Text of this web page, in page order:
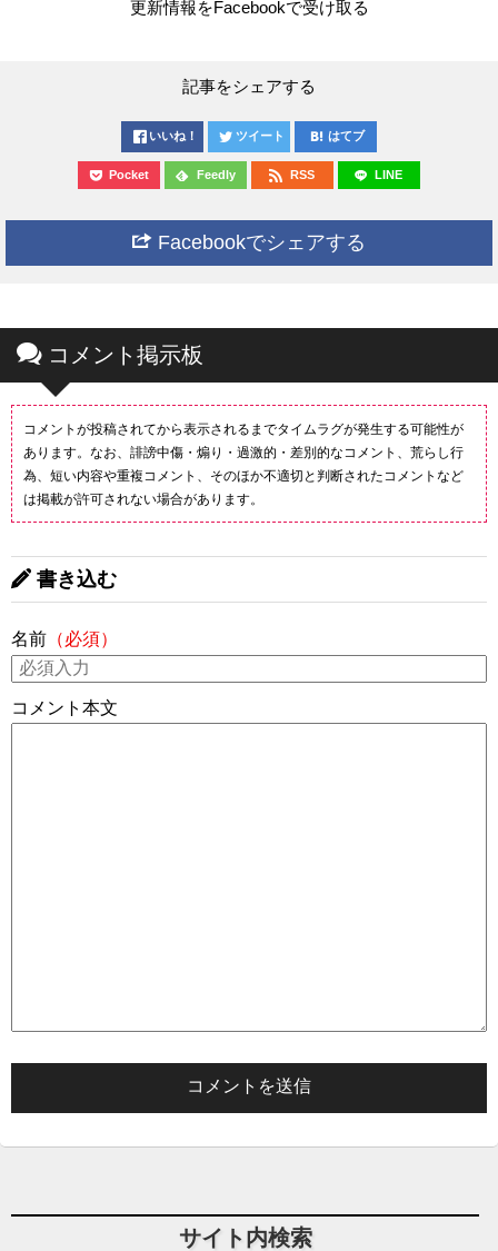
更新情報をFacebookで受け取る
記事をシェアする
いいね！ ツイート はてブ
Pocket Feedly RSS LINE
Facebookでシェアする
コメント掲示板
コメントが投稿されてから表示されるまでタイムラグが発生する可能性が
あります。なお、誹謗中傷・煽り・過激的・差別的なコメント、荒らし行
為、短い内容や重複コメント、そのほか不適切と判断されたコメントなど
は掲載が許可されない場合があります。
書き込む
名前 （必須）
コメント本文
サイト内検索